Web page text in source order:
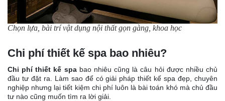
Chọn lựa, bài trí vật dụng nội thất gọn gàng, khoa học
Chi phí thiết kế spa bao nhiêu?
Chi phí thiết kế spabao nhiêu cũng là câu hỏi được nhiều chủ
đầu tư đặt ra. Làm sao để có giải pháp thiết kế spa đẹp, chuyên
nghiệp nhưng lại tiết kiệm chi phí luôn là bài toán khó mà chủ đầu
tư nào cũng muốn tìm ra lời giải.